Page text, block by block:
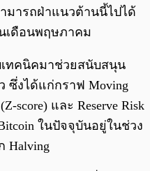
มารถฝ่าแนวต้านนี้ไปได้
เดือนพฤษภาคม
ทคนิคมาช่วยสนับสนุน
ซึ่งได้แก่กราฟ Moving
score) และ Reserve Risk
ในปัจจุบันอยู่ในช่วง
Halving